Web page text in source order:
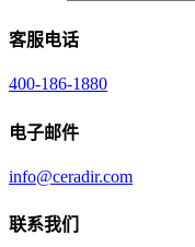
客服电话
400-186-1880
电子邮件
info@ceradir.com
联系我们